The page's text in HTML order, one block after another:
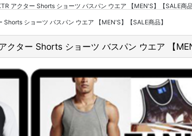
アクター Shorts ショーツ バスパン ウエア 【MEN'S】【SALE商
ショーツ バスパン ウエア 【MEN'S】【SALE商品】
ター Shorts ショーツ バスパン ウエア 【